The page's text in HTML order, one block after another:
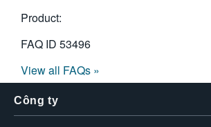
Product:
FAQ ID 53496
View all FAQs »
Công ty